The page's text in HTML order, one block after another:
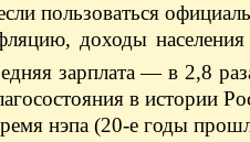
пользоваться
доходы
зарплата — в 2,8
в истории
нэпа (20-е годы